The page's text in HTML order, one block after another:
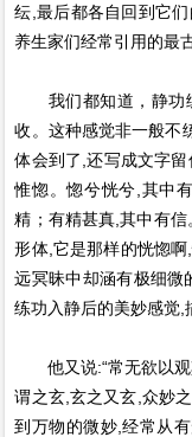
纭,最后都各自回到它
养生家们经常引用的最
我们都知道，静功
收。这种感觉非一般不
体会到了,还写成文字
惟惚。惚兮恍兮,其中
精；有精甚真,其中有信
形体,它是那样的恍惚
远冥昧中却涵有极细微
练功入静后的美妙感觉,
他又说:“常无欲以观
谓之玄,玄之又玄,众妙
到万物的微妙,经常从